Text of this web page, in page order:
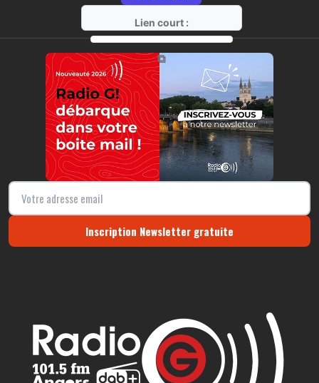
Lien court :
https://radio-g.fr?14622
⧉
Inscription Newsletter gratuite